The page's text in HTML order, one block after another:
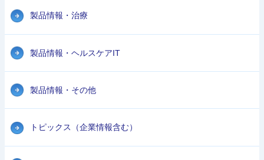
製品情報・治療
製品情報・ヘルスケアIT
製品情報・その他
トピックス（企業情報含む）